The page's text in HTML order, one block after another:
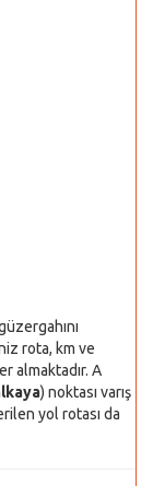
rota, km ve
almaktadır. A
) noktası varış
yol rotası da